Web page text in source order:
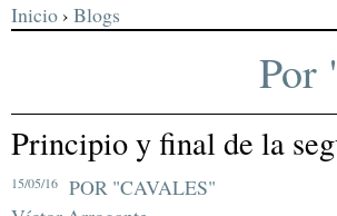
Inicio › Blogs
Por
Principio y final de la
15/05/16
POR "CAVALES"